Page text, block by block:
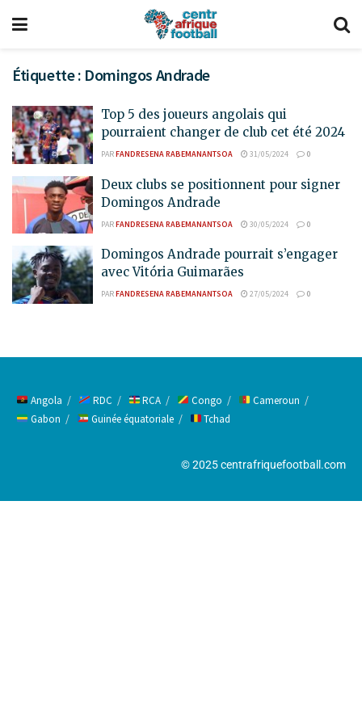
Étiquette : Domingos Andrade
Top 5 des joueurs angolais qui
pourraient changer de club cet été 2024
PARFANDRESENA RABEMANANTSOA 31/05/2024 0
Deux clubs se positionnent pour signer
Domingos Andrade
PARFANDRESENA RABEMANANTSOA 30/05/2024 0
Domingos Andrade pourrait s’engager
avec Vitória Guimarães
PARFANDRESENA RABEMANANTSOA 27/05/2024 0
Angola RDC RCA Congo
Cameroun
Gabon
Guinée équatoriale Tchad
© 2025 centrafriquefootball.com